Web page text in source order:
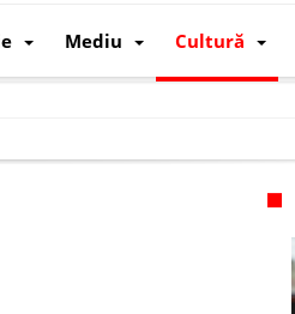
Mediu Cultură
o simte, nu o spune